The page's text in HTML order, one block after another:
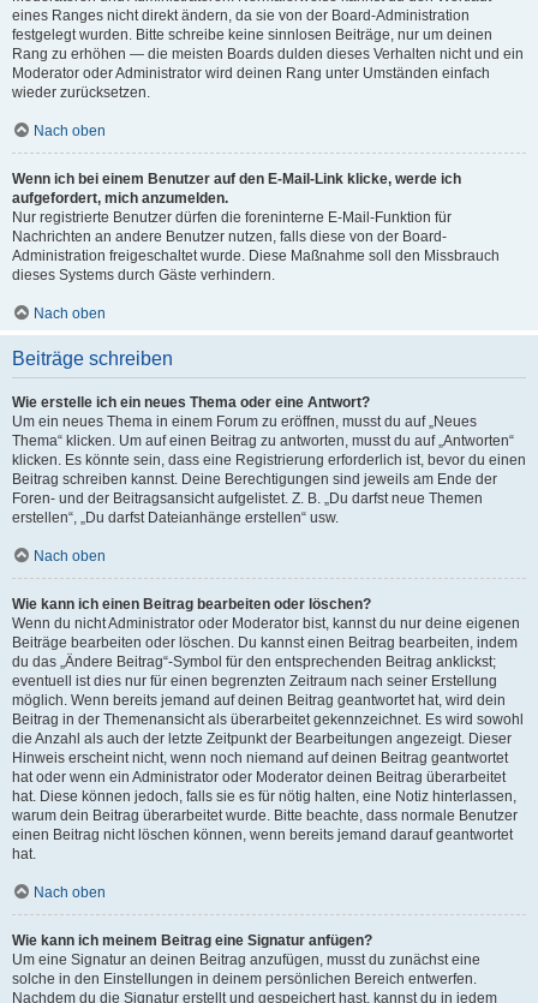
eines Ranges nicht direkt ändern, da sie von der Board-Administration
festgelegt wurden. Bitte schreibe keine sinnlosen Beiträge, nur um deinen
Rang zu erhöhen — die meisten Boards dulden dieses Verhalten nicht und ein
Moderator oder Administrator wird deinen Rang unter Umständen einfach
wieder zurücksetzen.
Nach oben
Wenn ich bei einem Benutzer auf den E-Mail-Link klicke, werde ich
aufgefordert, mich anzumelden.
Nur registrierte Benutzer dürfen die foreninterne E-Mail-Funktion für
Nachrichten an andere Benutzer nutzen, falls diese von der Board-
Administration freigeschaltet wurde. Diese Maßnahme soll den Missbrauch
dieses Systems durch Gäste verhindern.
Nach oben
Beiträge schreiben
Wie erstelle ich ein neues Thema oder eine Antwort?
Um ein neues Thema in einem Forum zu eröffnen, musst du auf „Neues
Thema“ klicken. Um auf einen Beitrag zu antworten, musst du auf „Antworten“
klicken. Es könnte sein, dass eine Registrierung erforderlich ist, bevor du einen
Beitrag schreiben kannst. Deine Berechtigungen sind jeweils am Ende der
Foren- und der Beitragsansicht aufgelistet. Z. B. „Du darfst neue Themen
erstellen“, „Du darfst Dateianhänge erstellen“ usw.
Nach oben
Wie kann ich einen Beitrag bearbeiten oder löschen?
Wenn du nicht Administrator oder Moderator bist, kannst du nur deine eigenen
Beiträge bearbeiten oder löschen. Du kannst einen Beitrag bearbeiten, indem
du das „Ändere Beitrag“-Symbol für den entsprechenden Beitrag anklickst;
eventuell ist dies nur für einen begrenzten Zeitraum nach seiner Erstellung
möglich. Wenn bereits jemand auf deinen Beitrag geantwortet hat, wird dein
Beitrag in der Themenansicht als überarbeitet gekennzeichnet. Es wird sowohl
die Anzahl als auch der letzte Zeitpunkt der Bearbeitungen angezeigt. Dieser
Hinweis erscheint nicht, wenn noch niemand auf deinen Beitrag geantwortet
hat oder wenn ein Administrator oder Moderator deinen Beitrag überarbeitet
hat. Diese können jedoch, falls sie es für nötig halten, eine Notiz hinterlassen,
warum dein Beitrag überarbeitet wurde. Bitte beachte, dass normale Benutzer
einen Beitrag nicht löschen können, wenn bereits jemand darauf geantwortet
hat.
Nach oben
Wie kann ich meinem Beitrag eine Signatur anfügen?
Um eine Signatur an deinen Beitrag anzufügen, musst du zunächst eine
solche in den Einstellungen in deinem persönlichen Bereich entwerfen.
Nachdem du die Signatur erstellt und gespeichert hast, kannst du in jedem